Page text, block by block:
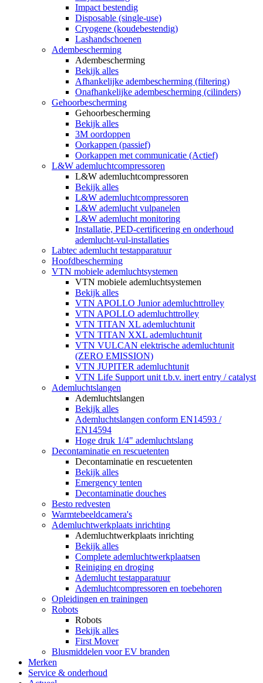
Impact bestendig
Disposable (single-use)
Cryogene (koudebestendig)
Lashandschoenen
Adembescherming
Adembescherming
Bekijk alles
Afhankelijke adembescherming (filtering)
Onafhankelijke adembescherming (cilinders)
Gehoorbescherming
Gehoorbescherming
Bekijk alles
3M oordoppen
Oorkappen (passief)
Oorkappen met communicatie (Actief)
L&W ademluchtcompressoren
L&W ademluchtcompressoren
Bekijk alles
L&W ademluchtcompressoren
L&W ademlucht vulpanelen
L&W ademlucht monitoring
Installatie, PED-certificering en onderhoud
ademlucht-vul-installaties
Labtec ademlucht testapparatuur
Hoofdbescherming
VTN mobiele ademluchtsystemen
VTN mobiele ademluchtsystemen
Bekijk alles
VTN APOLLO Junior ademluchttrolley
VTN APOLLO ademluchttrolley
VTN TITAN XL ademluchtunit
VTN TITAN XXL ademluchtunit
VTN VULCAN elektrische ademluchtunit
(ZERO EMISSION)
VTN JUPITER ademluchtunit
VTN Life Support unit t.b.v. inert entry / catalyst
Ademluchtslangen
Ademluchtslangen
Bekijk alles
Ademluchtslangen conform EN14593 /
EN14594
Hoge druk 1/4" ademluchtslang
Decontaminatie en rescuetenten
Decontaminatie en rescuetenten
Bekijk alles
Emergency tenten
Decontaminatie douches
Besto redvesten
Warmtebeeldcamera's
Ademluchtwerkplaats inrichting
Ademluchtwerkplaats inrichting
Bekijk alles
Complete ademluchtwerkplaatsen
Reiniging en droging
Ademlucht testapparatuur
Ademluchtcompressoren en toebehoren
Opleidingen en trainingen
Robots
Robots
Bekijk alles
First Mover
Blusmiddelen voor EV branden
Merken
Service & onderhoud